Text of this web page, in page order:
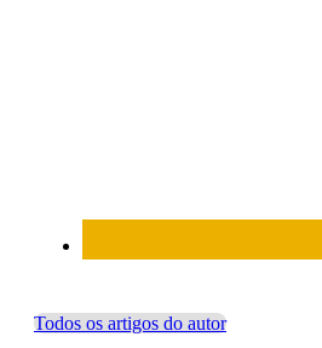
Todos os artigos do autor